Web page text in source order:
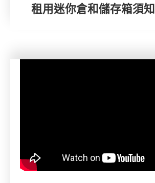
租用迷你倉和儲存箱須知